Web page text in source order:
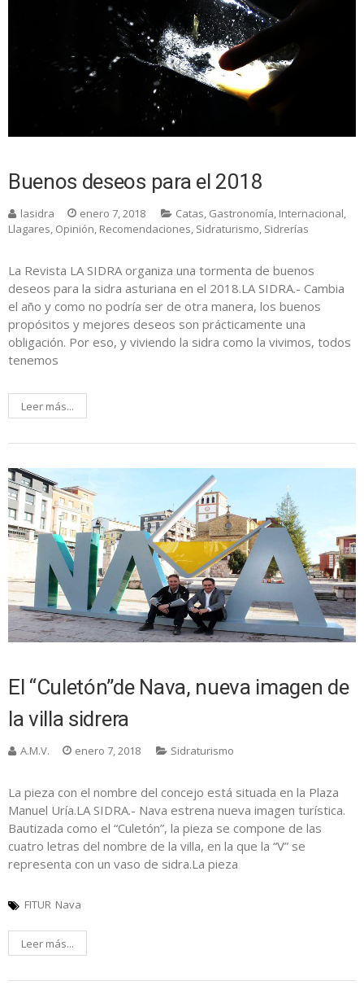
Buenos deseos para el 2018
lasidra enero 7, 2018 Catas, Gastronomía, Internacional,
Llagares, Opinión, Recomendaciones, Sidraturismo, Sidrerías
La Revista LA SIDRA organiza una tormenta de buenos
deseos para la sidra asturiana en el 2018.LA SIDRA.- Cambia
el año y como no podría ser de otra manera, los buenos
propósitos y mejores deseos son prácticamente una
obligación. Por eso, y viviendo la sidra como la vivimos, todos
tenemos
Leer más...
El “Culetón”de Nava, nueva imagen de
la villa sidrera
A.M.V. enero 7, 2018 Sidraturismo
La pieza con el nombre del concejo está situada en la Plaza
Manuel Uría.LA SIDRA.- Nava estrena nueva imagen turística.
Bautizada como el “Culetón”, la pieza se compone de las
cuatro letras del nombre de la villa, en la que la “V” se
representa con un vaso de sidra.La pieza
FITUR Nava
Leer más...